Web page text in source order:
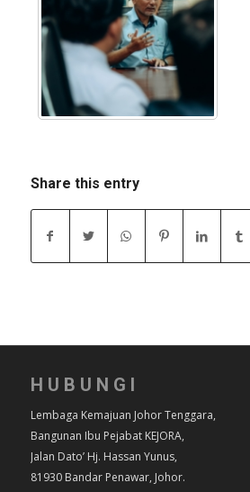
Share this entry
HUBUNGI
Lembaga Kemajuan Johor Tenggara,
Bangunan Ibu Pejabat KEJORA,
Jalan Dato’ Hj. Hassan Yunus,
81930 Bandar Penawar, Johor.